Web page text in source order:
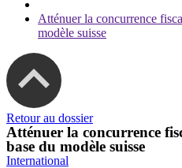
Atténuer la concurrence
modèle suisse
Retour au dossier
Atténuer la concurrence
base du modèle suisse
International